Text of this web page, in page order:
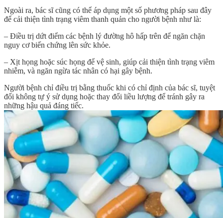
Ngoài ra, bác sĩ cũng có thể áp dụng một số phương pháp sau đây
để cải thiện tình trạng viêm thanh quản cho người bệnh như là:
– Điều trị dứt điểm các bệnh lý đường hô hấp trên để ngăn chặn
nguy cơ biến chứng lên sức khỏe.
– Xịt họng hoặc súc họng để vệ sinh, giúp cải thiện tình trạng viêm
nhiễm, và ngăn ngừa tác nhân có hại gây bệnh.
Người bệnh chỉ điều trị bằng thuốc khi có chỉ định của bác sĩ, tuyệt
đối không tự ý sử dụng hoặc thay đổi liều lượng để tránh gây ra
những hậu quả đáng tiếc.